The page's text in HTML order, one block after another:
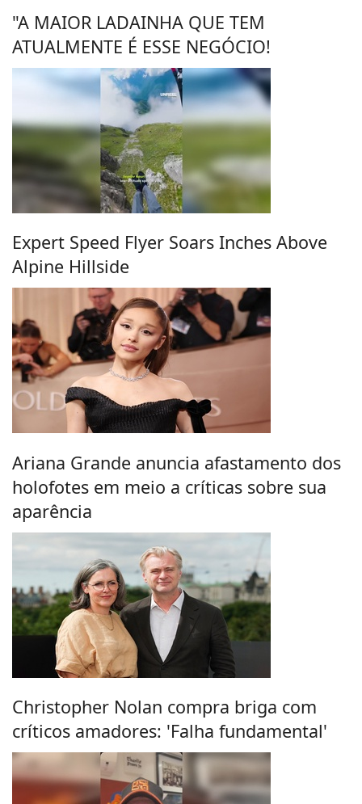
"A MAIOR LADAINHA QUE TEM
ATUALMENTE É ESSE NEGÓCIO!
Expert Speed Flyer Soars Inches Above
Alpine Hillside
Ariana Grande anuncia afastamento dos
holofotes em meio a críticas sobre sua
aparência
Christopher Nolan compra briga com
críticos amadores: 'Falha fundamental'